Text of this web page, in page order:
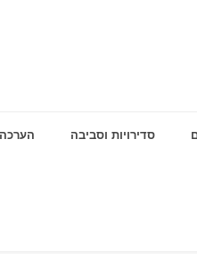
סדירויות וסביבה הערכה